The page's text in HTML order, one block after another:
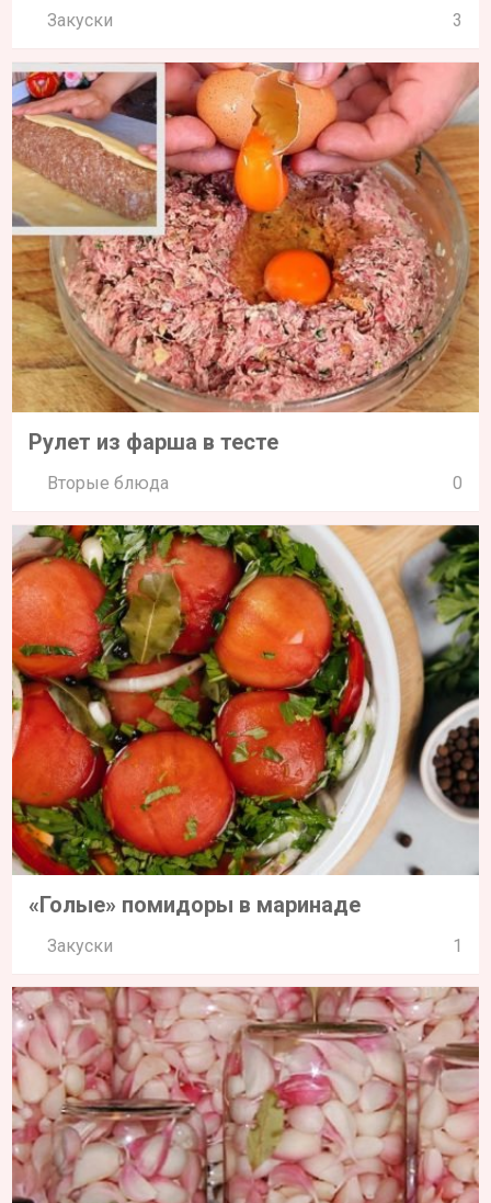
Закуски 3
Рулет из фарша в тесте
Вторые блюда 0
«Голые» помидоры в маринаде
Закуски 1